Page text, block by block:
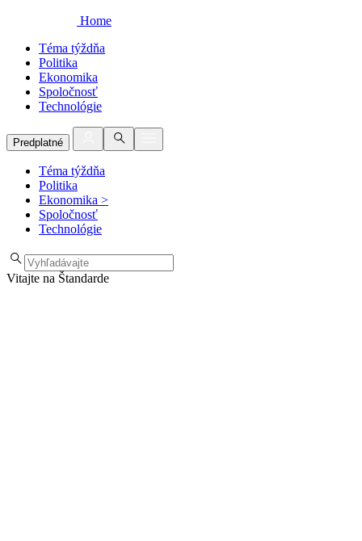
Home
Téma týždňa
Politika
Ekonomika
Spoločnosť
Technológie
Predplatné
Téma týždňa
Politika
Ekonomika >
Spoločnosť
Technológie
Vitajte na Štandarde